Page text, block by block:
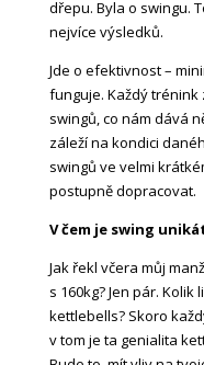
dřepu. Byla o swingu.
nejvíce výsledků.
Jde o efektivnost –
funguje. Každý trénink
swingů, co nám dává
záleží na kondici
swingů ve velmi
postupně dopracovat.
V čem je swing
Jak řekl včera můj
s 160kg? Jen pár.
kettlebells? Skoro
v tom je ta genialita